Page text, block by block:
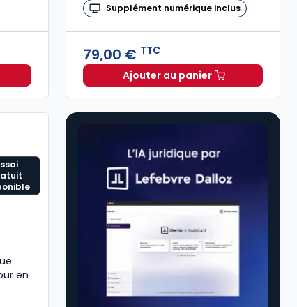
2026 à 209,00 € TTC
Supplément numérique inclus
79,00 € TTC
Ajouter au panierCode du travail 2026,
en